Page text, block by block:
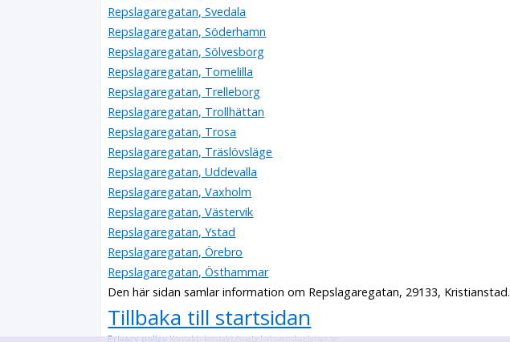
Repslagaregatan, Svedala
Repslagaregatan, Söderhamn
Repslagaregatan, Sölvesborg
Repslagaregatan, Tomelilla
Repslagaregatan, Trelleborg
Repslagaregatan, Trollhättan
Repslagaregatan, Trosa
Repslagaregatan, Träslövsläge
Repslagaregatan, Uddevalla
Repslagaregatan, Vaxholm
Repslagaregatan, Västervik
Repslagaregatan, Ystad
Repslagaregatan, Örebro
Repslagaregatan, Östhammar
Den här sidan samlar information om Repslagaregatan, 29133, Kristianstad.
Tillbaka till startsidan
Privacy policyKontakt: kontakt (snabel-a) svenskaplatser.se